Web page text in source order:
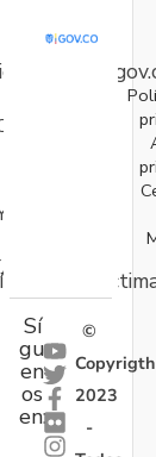
Sí
gu
en
os
en:
©
Copyrigth
2023
-